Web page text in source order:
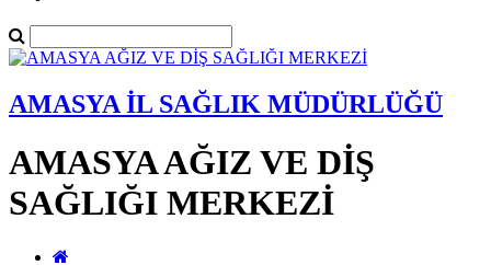
AMASYA İL SAĞLIK MÜDÜRLÜĞÜ
AMASYA AĞIZ VE DİŞ
SAĞLIĞI MERKEZİ